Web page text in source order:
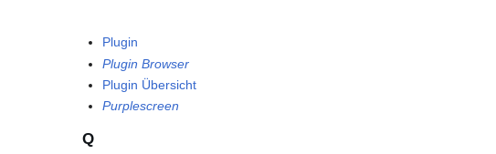
Plugin
Plugin Browser
Plugin Übersicht
Purplescreen
Q